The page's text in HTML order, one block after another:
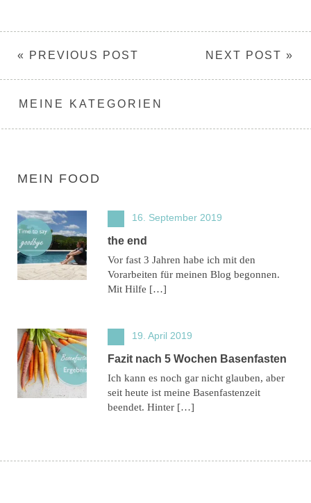
NEXT POST »
« PREVIOUS POST
MEINE KATEGORIEN
MEIN FOOD
16. September 2019
the end
Vor fast 3 Jahren habe ich mit den
Vorarbeiten für meinen Blog begonnen.
Mit Hilfe […]
19. April 2019
Fazit nach 5 Wochen Basenfasten
Ich kann es noch gar nicht glauben, aber
seit heute ist meine Basenfastenzeit
beendet. Hinter […]